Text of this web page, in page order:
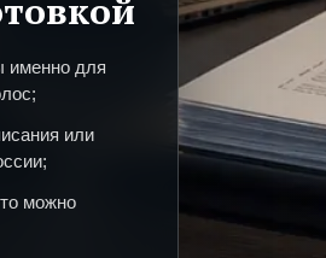
именно для
или
можно